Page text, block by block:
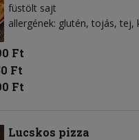
füstölt sajt
allergének: glutén, tojás, tej,
Ft
Ft
Ft
Lucskos pizza